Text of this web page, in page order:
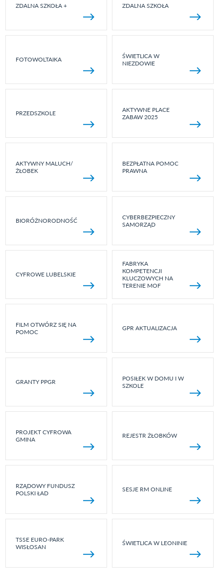
ZDALNA SZKOŁA + ZDALNA SZKOŁA
FOTOWOLTAIKA
ŚWIETLICA W
NIEZDOWIE
PRZEDSZKOLE
AKTYWNE PLACE
ZABAW 2025
AKTYWNY MALUCH/
ŻŁOBEK
BEZPŁATNA POMOC
PRAWNA
BIORÓŻNORODNOŚĆ
CYBERBEZPIECZNY
SAMORZĄD
CYFROWE LUBELSKIE
FABRYKA
KOMPETENCJI
KLUCZOWYCH NA
TERENIE MOF
FILM OTWÓRZ SIĘ NA
POMOC
GPR AKTUALIZACJA
GRANTY PPGR
POSIŁEK W DOMU I W
SZKOLE
PROJEKT CYFROWA
GMINA
REJESTR ŻŁOBKÓW
RZĄDOWY FUNDUSZ
POLSKI ŁAD
SESJE RM ONLINE
TSSE EURO-PARK
WISŁOSAN
ŚWIETLICA W LEONINIE